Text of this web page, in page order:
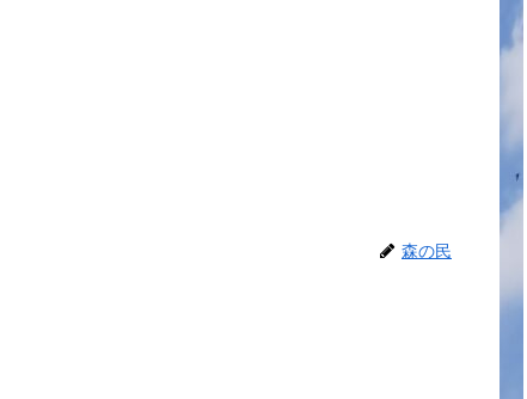
森の民